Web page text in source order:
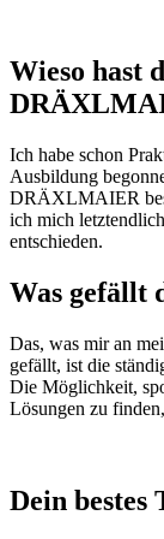
Wieso hast
Ich habe schon
Ausbildung
DRÄXLMAIER
ich mich
entschieden.
Was gefällt
Das, was mir an
gefällt, ist die
Die Möglichkeit,
Lösungen zu
Dein bestes